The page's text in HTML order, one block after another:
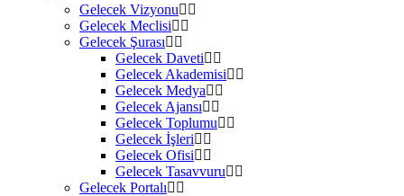
Gelecek Vizyonu
Gelecek Meclisi
Gelecek Şurası
Gelecek Daveti
Gelecek Akademisi
Gelecek Medya
Gelecek Ajansı
Gelecek Toplumu
Gelecek İşleri
Gelecek Ofisi
Gelecek Tasavvuru
Gelecek Portalı